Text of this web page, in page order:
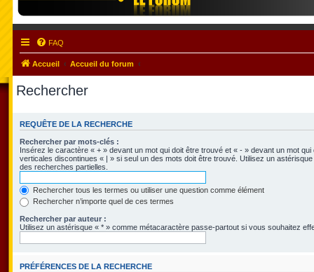
FAQ
Accueil Accueil du forum
Rechercher
REQUÊTE DE LA RECHERCHE
Rechercher par mots-clés :
Insérez le caractère « + » devant un mot qui doit être trouvé et « - » devant un mot
verticales discontinues « | » si seul un des mots doit être trouvé. Utilisez un
des recherches partielles.
Rechercher tous les termes ou utiliser une question comme élément
Rechercher n’importe quel de ces termes
Rechercher par auteur :
Utilisez un astérisque « * » comme métacaractère passe-partout si vous souhaitez
PRÉFÉRENCES DE LA RECHERCHE